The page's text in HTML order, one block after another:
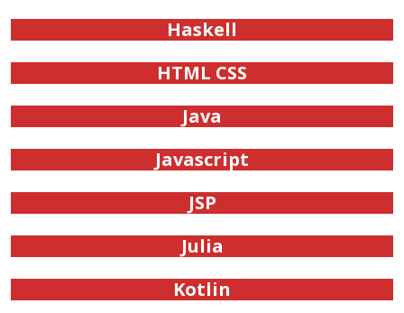
Haskell
HTML CSS
Java
Javascript
JSP
Julia
Kotlin